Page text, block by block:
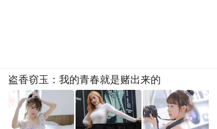
盗香窃玉：我的青春就是赌出来的